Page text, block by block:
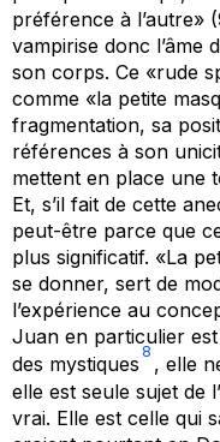
préférence à l’autre»
vampirise donc l’âme
son corps. Ce «rude
comme «la petite
fragmentation, sa
références à son
mettent en place une
Et, s’il fait de cette
peut-être parce que
plus significatif. «La
se donner, sert de
l’expérience au
Juan en particulier
des mystiques
8
, elle
elle est seule sujet de
vrai. Elle est celle qui